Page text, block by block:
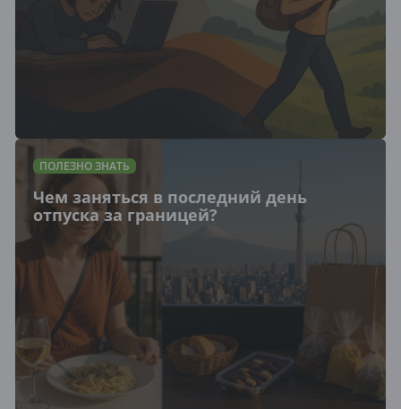
ПОЛЕЗНО ЗНАТЬ
Чем заняться в последний день
отпуска за границей?